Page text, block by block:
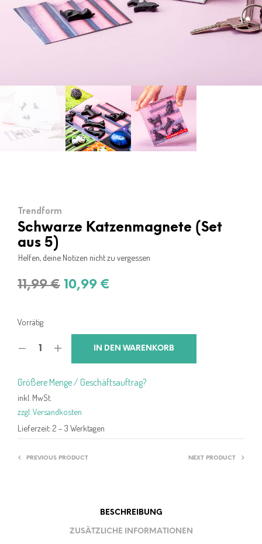
Trendform
Schwarze Katzenmagnete (Set
aus 5)
Helfen, deine Notizen nicht zu vergessen
11,99€ Ursprünglicher
11,99 €
10,99 €
10,99 €.
Vorrätig
IN DEN WARENKORB
Größere Menge / Geschäftsauftrag?
inkl. MwSt.
zzgl. Versandkosten
Lieferzeit: 2 – 3 Werktagen
PREVIOUS PRODUCT NEXT PRODUCT
BESCHREIBUNG
ZUSÄTZLICHE INFORMATIONEN